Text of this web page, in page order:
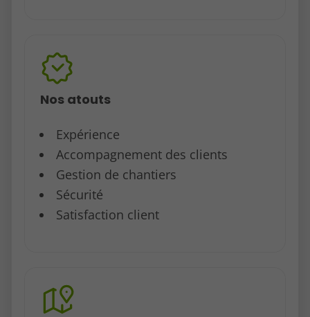
Nos atouts
Expérience
Accompagnement des clients
Gestion de chantiers
Sécurité
Satisfaction client